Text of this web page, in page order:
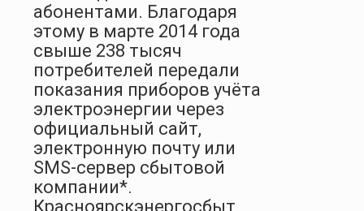
абонентами. Благодаря
этому в марте 2014 года
свыше 238 тысяч
потребителей передали
показания приборов учёта
электроэнергии через
официальный сайт,
электронную почту или
SMS-сервер сбытовой
компании*.
Красноярскэнергосбыт